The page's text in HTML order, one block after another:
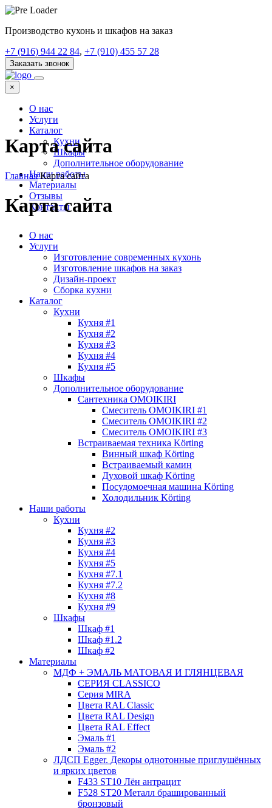
Производство кухонь и шкафов на заказ
+7 (916) 944 22 84, +7 (910) 455 57 28
Заказать звонок
×
О нас
Услуги
Каталог
Кухни
Шкафы
Дополнительное оборудование
Наши работы
Материалы
Отзывы
Контакты
Карта сайта
Главная Карта сайта
Карта сайта
О нас
Услуги
Изготовление современных кухонь
Изготовление шкафов на заказ
Дизайн-проект
Сборка кухни
Каталог
Кухни
Кухня #1
Кухня #2
Кухня #3
Кухня #4
Кухня #5
Шкафы
Дополнительное оборудование
Сантехника OMOIKIRI
Смеситель OMOIKIRI #1
Смеситель OMOIKIRI #2
Смеситель OMOIKIRI #3
Встраиваемая техника Körting
Винный шкаф Körting
Встраиваемый камин
Духовой шкаф Körting
Посудомоечная машина Körting
Холодильник Körting
Наши работы
Кухни
Кухня #2
Кухня #3
Кухня #4
Кухня #5
Кухня #7.1
Кухня #7.2
Кухня #8
Кухня #9
Шкафы
Шкаф #1
Шкаф #1.2
Шкаф #2
Материалы
МДФ + ЭМАЛЬ МАТОВАЯ И ГЛЯНЦЕВАЯ
СЕРИЯ CLASSICO
Серия MIRA
Цвета RAL Classic
Цвета RAL Design
Цвета RAL Effect
Эмаль #1
Эмаль #2
ЛДСП Egger. Декоры однотонные приглушённых
и ярких цветов
F433 ST10 Лён антрацит
F528 ST20 Металл брашированный
бронзовый